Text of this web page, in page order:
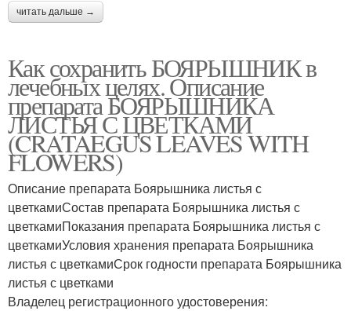
читать дальше →
Как сохранить БОЯРЫШНИК в
лечебных целях. Описание
препарата БОЯРЫШНИКА
ЛИСТЬЯ С ЦВЕТКАМИ
(CRATAEGUS LEAVES WITH
FLOWERS)
Описание препарата Боярышника листья с
цветкамиСостав препарата Боярышника листья с
цветкамиПоказания препарата Боярышника листья с
цветкамиУсловия хранения препарата Боярышника
листья с цветкамиСрок годности препарата Боярышника
листья с цветками
Владелец регистрационного удостоверения: